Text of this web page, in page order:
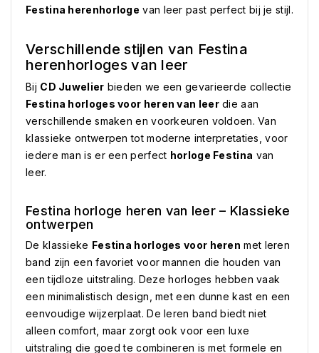
Festina herenhorloge van leer past perfect bij je stijl.
Verschillende stijlen van Festina
herenhorloges van leer
Bij CD Juwelier bieden we een gevarieerde collectie
Festina horloges voor heren van leerdie aan
verschillende smaken en voorkeuren voldoen. Van
klassieke ontwerpen tot moderne interpretaties, voor
iedere man is er een perfect horloge Festina van
leer.
Festina horloge heren van leer – Klassieke
ontwerpen
De klassieke Festina horloges voor heren met leren
band zijn een favoriet voor mannen die houden van
een tijdloze uitstraling. Deze horloges hebben vaak
een minimalistisch design, met een dunne kast en een
eenvoudige wijzerplaat. De leren band biedt niet
alleen comfort, maar zorgt ook voor een luxe
uitstraling die goed te combineren is met formele en